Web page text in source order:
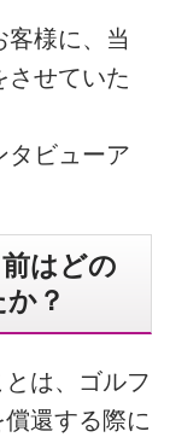
客様に、当
させていた
ビューア
はどの
？
は、ゴルフ
還する際に